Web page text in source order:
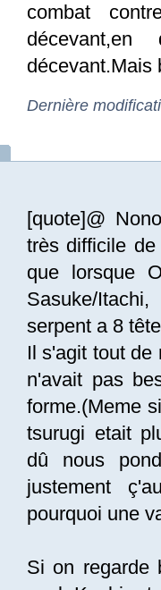
combat
décevant.Mais
Dernière
[quote]@
très difficile
que lorsque
Sasuke/
serpent a 8
Il s'agit tout de
n'avait pas
forme.(Meme
tsurugi etait
dû nous
justement
pourquoi une
Si on regarde